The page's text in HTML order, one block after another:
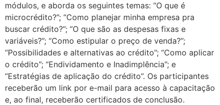
módulos, e aborda os seguintes temas: “O que é
microcrédito?”; “Como planejar minha empresa pra
buscar crédito?”; “O que são as despesas fixas e
variáveis?”; “Como estipular o preço de venda?”;
“Possibilidades e alternativas ao crédito”; “Como aplicar
o crédito”; “Endividamento e Inadimplência”; e
“Estratégias de aplicação do crédito”. Os participantes
receberão um link por e-mail para acesso à capacitação
e, ao final, receberão certificados de conclusão.